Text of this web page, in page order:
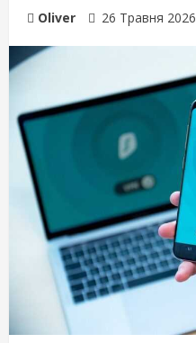
Oliver 26 Травня 2026